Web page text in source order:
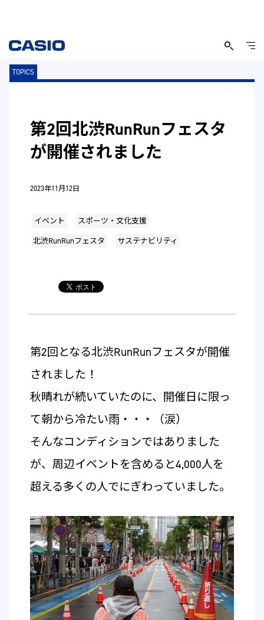
TOPICS
第2回北渋RunRunフェスタ
が開催されました
2023年11月12日
イベント
スポーツ・文化支援
北渋RunRunフェスタ
サステナビリティ
第2回となる北渋RunRunフェスタが開催
されました！
秋晴れが続いていたのに、開催日に限っ
て朝から冷たい雨・・・（涙）
そんなコンディションではありました
が、周辺イベントを含めると4,000人を
超える多くの人でにぎわっていました。